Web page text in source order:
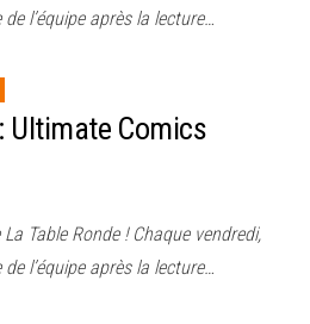
l’équipe après la lecture…
Ultimate Comics
La Table Ronde ! Chaque vendredi,
l’équipe après la lecture…